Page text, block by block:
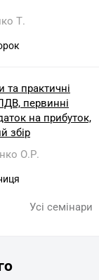
Т.
та практичні
первинні
на прибуток,
збір
О.Р.
Усі семінари